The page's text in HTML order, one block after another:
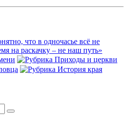
что в одночасье всё не
на раскачку – не наш путь»